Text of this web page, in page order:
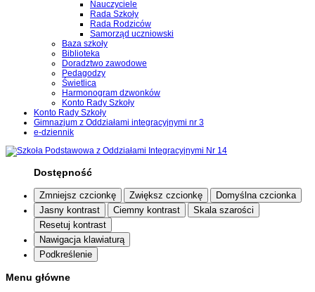
Nauczyciele
Rada Szkoły
Rada Rodziców
Samorząd uczniowski
Baza szkoły
Biblioteka
Doradztwo zawodowe
Pedagodzy
Świetlica
Harmonogram dzwonków
Konto Rady Szkoły
Konto Rady Szkoły
Gimnazjum z Oddziałami integracyjnymi nr 3
e-dziennik
Dostępność
Zmniejsz czcionkę Zwiększ czcionkę
Domyślna czcionka
Jasny kontrast
Ciemny kontrast
Skala szarości
Resetuj kontrast
Nawigacja klawiaturą
Podkreślenie
Menu główne